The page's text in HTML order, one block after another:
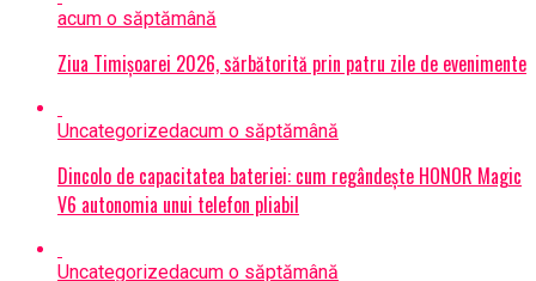
acum o săptămână
Ziua Timișoarei 2026, sărbătorită prin patru zile de evenimente
Uncategorizedacum o săptămână
Dincolo de capacitatea bateriei: cum regândește HONOR Magic
V6 autonomia unui telefon pliabil
Uncategorizedacum o săptămână